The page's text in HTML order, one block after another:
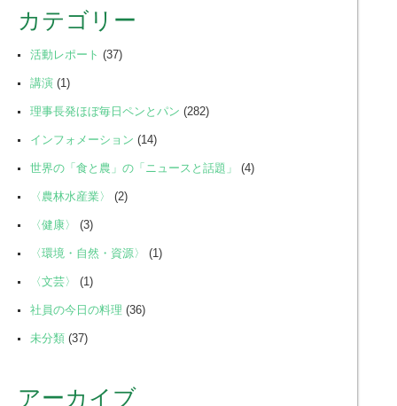
カテゴリー
活動レポート (37)
講演 (1)
理事長発ほぼ毎日ペンとパン (282)
インフォメーション (14)
世界の「食と農」の「ニュースと話題」 (4)
〈農林水産業〉 (2)
〈健康〉 (3)
〈環境・自然・資源〉 (1)
〈文芸〉 (1)
社員の今日の料理 (36)
未分類 (37)
アーカイブ